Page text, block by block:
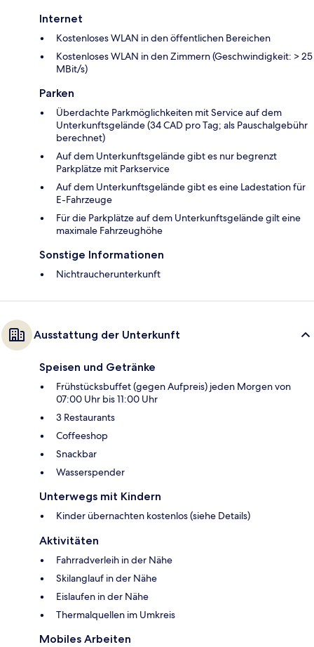
Internet
Kostenloses WLAN in den öffentlichen Bereichen
Kostenloses WLAN in den Zimmern (Geschwindigkeit: > 25
MBit/s)
Parken
Überdachte Parkmöglichkeiten mit Service auf dem
Unterkunftsgelände (34 CAD pro Tag; als Pauschalgebühr
berechnet)
Auf dem Unterkunftsgelände gibt es nur begrenzt
Parkplätze mit Parkservice
Auf dem Unterkunftsgelände gibt es eine Ladestation für
E-Fahrzeuge
Für die Parkplätze auf dem Unterkunftsgelände gilt eine
maximale Fahrzeughöhe
Sonstige Informationen
Nichtraucherunterkunft
Ausstattung der Unterkunft
Speisen und Getränke
Frühstücksbuffet (gegen Aufpreis) jeden Morgen von
07:00 Uhr bis 11:00 Uhr
3 Restaurants
Coffeeshop
Snackbar
Wasserspender
Unterwegs mit Kindern
Kinder übernachten kostenlos (siehe Details)
Aktivitäten
Fahrradverleih in der Nähe
Skilanglauf in der Nähe
Eislaufen in der Nähe
Thermalquellen im Umkreis
Mobiles Arbeiten